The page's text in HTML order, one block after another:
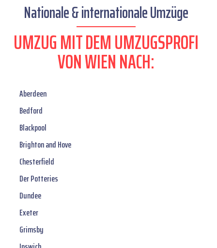
Nationale & internationale Umzüge
UMZUG MIT DEM UMZUGSPROFI
VON WIEN NACH:
Aberdeen
Bedford
Blackpool
Brighton and Hove
Chesterfield
Der Potteries
Dundee
Exeter
Grimsby